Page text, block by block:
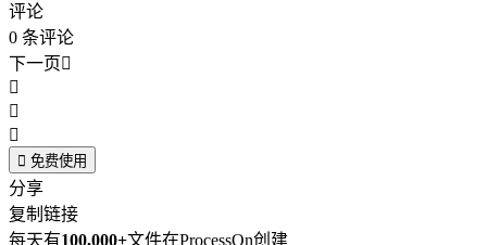
评论
0 条评论
下一页



 免费使用
分享
复制链接
每天有100,000+文件在ProcessOn创建